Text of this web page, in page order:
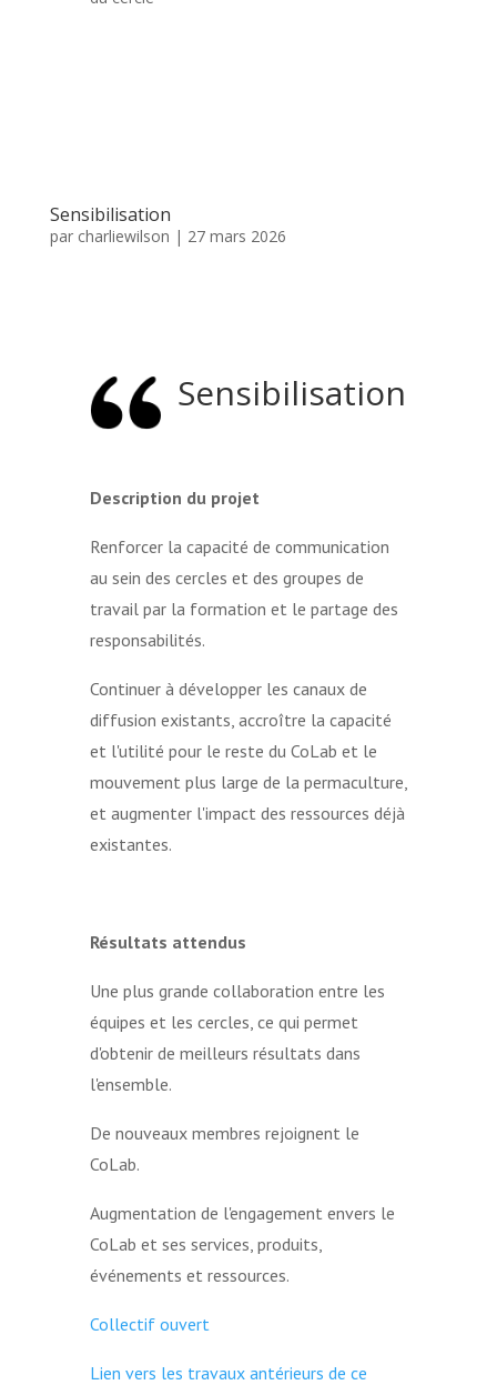
Sensibilisation
par charliewilson | 27 mars 2026
Sensibilisation
Description du projet
Renforcer la capacité de communication
au sein des cercles et des groupes de
travail par la formation et le partage des
responsabilités.
Continuer à développer les canaux de
diffusion existants, accroître la capacité
et l'utilité pour le reste du CoLab et le
mouvement plus large de la permaculture,
et augmenter l'impact des ressources déjà
existantes.
Résultats attendus
Une plus grande collaboration entre les
équipes et les cercles, ce qui permet
d'obtenir de meilleurs résultats dans
l'ensemble.
De nouveaux membres rejoignent le
CoLab.
Augmentation de l'engagement envers le
CoLab et ses services, produits,
événements et ressources.
Collectif ouvert
Lien vers les travaux antérieurs de ce